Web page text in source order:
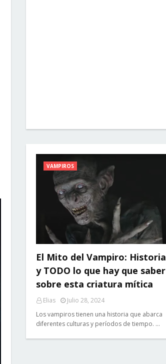
VAMPIROS
El Mito del Vampiro: Historia
y TODO lo que hay que saber
sobre esta criatura mítica
Elias
Julio 28, 2024
Los vampiros tienen una historia que abarca
diferentes culturas y períodos de tiempo. …